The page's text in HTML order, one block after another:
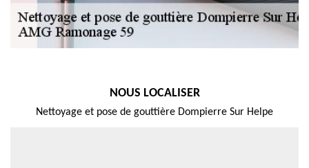
NOUS LOCALISER
Nettoyage et pose de gouttière Dompierre Sur Helpe